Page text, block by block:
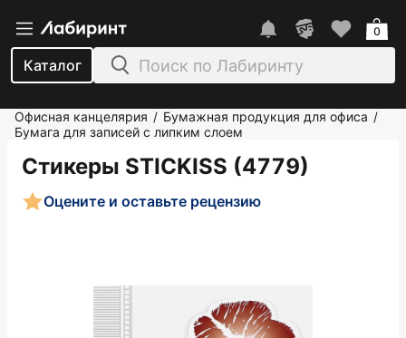
Каталог
0
Офисная канцелярия / Бумажная продукция для офиса /
Бумага для записей с липким слоем
Стикеры STICKISS (4779)
Оцените и оставьте рецензию